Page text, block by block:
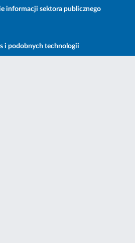
informacji sektora publicznego
i podobnych technologii